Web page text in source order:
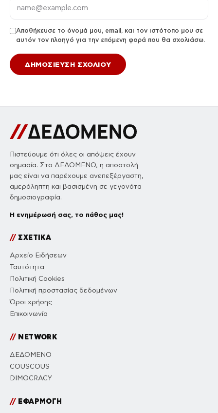
Αποθήκευσε το όνομά μου, email, και τον ιστότοπο μου σε
αυτόν τον πλοηγό για την επόμενη φορά που θα σχολιάσω.
Πιστεύουμε ότι όλες οι απόψεις έχουν
σημασία. Στο ΔΕΔΟΜΕΝΟ, η αποστολή
μας είναι να παρέχουμε ανεπεξέργαστη,
αμερόληπτη και βασισμένη σε γεγονότα
δημοσιογραφία.
Η ενημέρωσή σας, το πάθος μας!
//ΣΧΕΤΙΚΑ
Αρχείο Ειδήσεων
Ταυτότητα
Πολιτική Cookies
Πολιτική προστασίας δεδομένων
Όροι χρήσης
Επικοινωνία
//NETWORK
ΔΕΔΟΜΕΝΟ
COUSCOUS
DIMOCRACY
//ΕΦΑΡΜΟΓΗ